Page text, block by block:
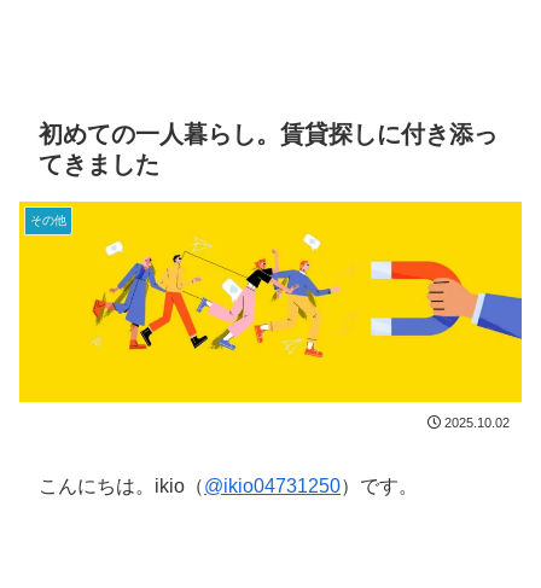
初めての一人暮らし。賃貸探しに付き添っ
てきました
その他
2025.10.02
こんにちは。ikio（@ikio04731250）です。